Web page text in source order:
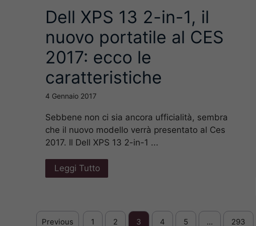
Dell XPS 13 2-in-1, il
nuovo portatile al CES
2017: ecco le
caratteristiche
4 Gennaio 2017
Sebbene non ci sia ancora ufficialità, sembra
che il nuovo modello verrà presentato al Ces
2017. Il Dell XPS 13 2-in-1 ...
Leggi Tutto
Previous 1 2 3 4 5 … 293